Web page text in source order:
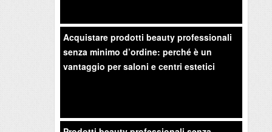
Acquistare prodotti beauty professionali
senza minimo d’ordine: perché è un
vantaggio per saloni e centri estetici